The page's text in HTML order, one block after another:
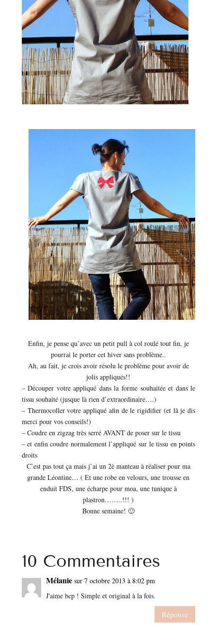
Enfin, je pense qu’avec un petit pull à col roulé tout fin, je
pourrai le porter cet hiver sans problème..
Ah, au fait, je crois avoir résolu le problème pour avoir de
jolis appliqués!!
– Découper votre appliqué dans la forme souhaitée et dans le
tissu souhaité (jusque là rien d’extraordinaire….)
– Thermocoller votre appliqué afin de le rigidifier (et là je dis
merci pour vos conseils!)
– Coudre en zigzag très serré AVANT de poser sur le tissu
– et enfin coudre normalement l’appliqué sur le tissu en points
droits
C’est pas tout ça mais j’ai un 2è manteau à réaliser pour ma
grande Léontine… ( Et une robe en velours, une trousse en
enduit FDS, une écharpe pour moa, une tunique à
plastron……..!!! )
Bonne semaine! 🙂
10 Commentaires
Mélanie sur 7 octobre 2013 à 8:02 pm
J'aime bcp ! Simple et original à la fois.
Réponse